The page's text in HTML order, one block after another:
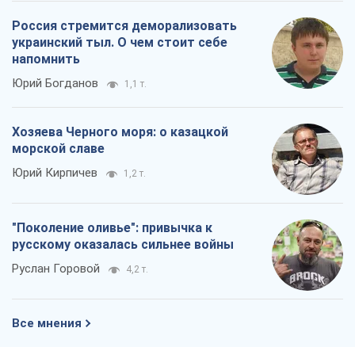
Россия стремится деморализовать
украинский тыл. О чем стоит себе
напомнить
Юрий Богданов 1,1 т.
Хозяева Черного моря: о казацкой
морской славе
Юрий Кирпичев 1,2 т.
"Поколение оливье": привычка к
русскому оказалась сильнее войны
Руслан Горовой 4,2 т.
Все мнения